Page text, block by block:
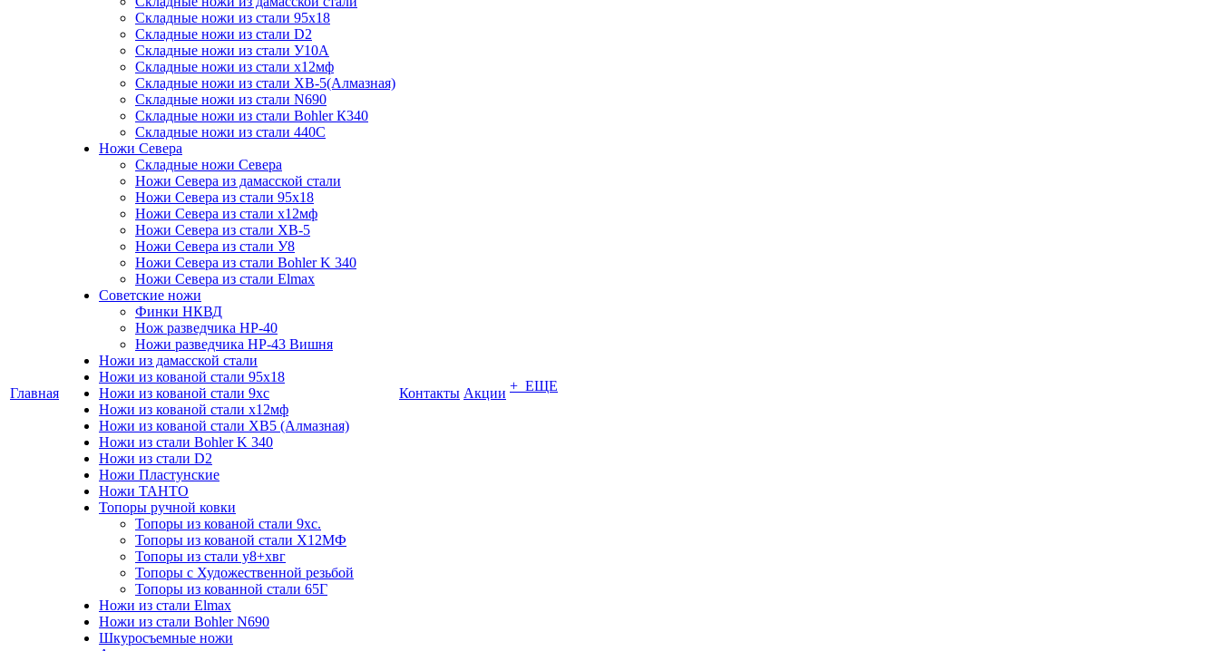
Главная
Складные ножи из стали 95х18
Складные ножи из стали D2
Складные ножи из стали У10А
Складные ножи из стали х12мф
Складные ножи из стали ХВ-5(Алмазная)
Складные ножи из стали N690
Складные ножи из стали Bohler К340
Складные ножи из стали 440С
Ножи Севера
Складные ножи Севера
Ножи Севера из дамасской стали
Ножи Севера из стали 95х18
Ножи Севера из стали х12мф
Ножи Севера из стали ХВ-5
Ножи Севера из стали У8
Ножи Севера из стали Bohler K 340
Ножи Севера из стали Elmax
Советские ножи
Финки НКВД
Нож разведчика НР-40
Ножи разведчика НР-43 Вишня
Ножи из дамасской стали
Ножи из кованой стали 95х18
Ножи из кованой стали 9хс
Ножи из кованой стали х12мф
Ножи из кованой стали ХВ5 (Алмазная)
Ножи из стали Bohler K 340
Ножи из стали D2
Ножи Пластунские
Ножи ТАНТО
Топоры ручной ковки
Топоры из кованой стали 9хс.
Топоры из кованой стали Х12МФ
Топоры из стали у8+хвг
Топоры с Художественной резьбой
Топоры из кованной стали 65Г
Ножи из стали Elmax
Ножи из стали Bohler N690
Шкуросъемные ножи
Контакты Акции + ЕЩЕ